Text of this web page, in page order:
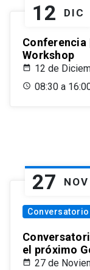
12 DIC
Conferencia
Workshop
12 de
08:30 a
27 NOV
Conversatorio
el próximo
27 de